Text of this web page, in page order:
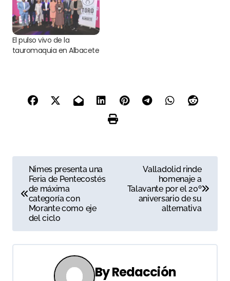
El pulso vivo de la
tauromaquia en Albacete
a
e
g
Nimes presenta una
Feria de Pentecostés
de máxima
categoría con
Morante como eje
del ciclo
Valladolid rinde
homenaje a
Talavante por el 20º
aniversario de su
alternativa
ByRedacción